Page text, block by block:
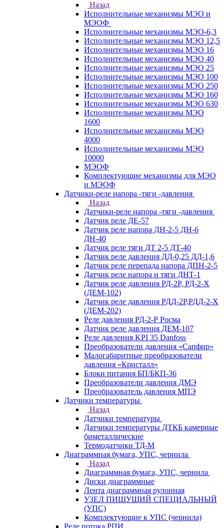
Назад
Исполнительные механизмы МЭО и
МЭОФ
Исполнительные механизмы МЭО-6,3
Исполнительные механизмы МЭО 12,5
Исполнительные механизмы МЭО 16
Исполнительные механизмы МЭО 40
Исполнительные механизмы МЭО 25
Исполнительные механизмы МЭО 100
Исполнительные механизмы МЭО 250
Исполнительные механизмы МЭО 160
Исполнительные механизмы МЭО 630
Исполнительные механизмы МЭО
1600
Исполнительные механизмы МЭО
4000
Исполнительные механизмы МЭО
10000
МЭОФ
Комплектующие механизмы для МЭО
и МЭОФ
Датчики-реле напора -тяги -давления
Назад
Датчики-реле напора -тяги -давления
Датчик реле ДЕ-57
Датчик реле напора ДН-2-5 ДН-6
ДН-40
Датчик реле тяги ДТ 2-5 ДТ-40
Датчик реле давления ДД-0,25 ДД-1,6
Датчик реле перепада напора ДПН-2-5
Датчик реле напора и тяги ДНТ-1
Датчик реле давления РД-2Р, РД-2-Х
(ДЕМ-102)
Датчик реле давления РДД-2Р,РДД-2-Х
(ДЕМ-202)
Реле давления РД-2-Р Росма
Датчик реле давления ДЕМ-107
Реле давления KPI 35 Danfoss
Преобразователи давления «Сапфир»
Малогабаритные преобразователи
давления «Кристалл»
Блоки питания БП/БКП-36
Преобразователи давления ДМЭ
Преобразователь давления МПЭ
Датчики температуры
Назад
Датчики температуры
Датчики температуры ДТКБ камерные
биметаллические
Термодатчики ТД-М
Диаграммная бумага, УПС, чернила
Назад
Диаграммная бумага, УПС, чернила
Диски диаграммные
Лента диаграммная рулонная
УЗЕЛ ПИШУЩИЙ СПЕЦИАЛЬНЫЙ
(УПС)
Комплектующие к УПС (чернила)
Реле потока РПИ